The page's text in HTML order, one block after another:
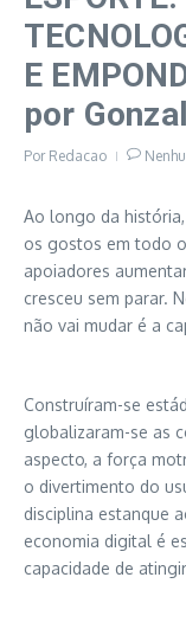
E
por
Por Redacao
Ao longo da
os gostos em todo
apoiadores
cresceu sem parar.
não vai mudar é a
Construíram-se
globalizaram-se as
aspecto, a força
o divertimento do
disciplina estanque
economia digital é
capacidade de